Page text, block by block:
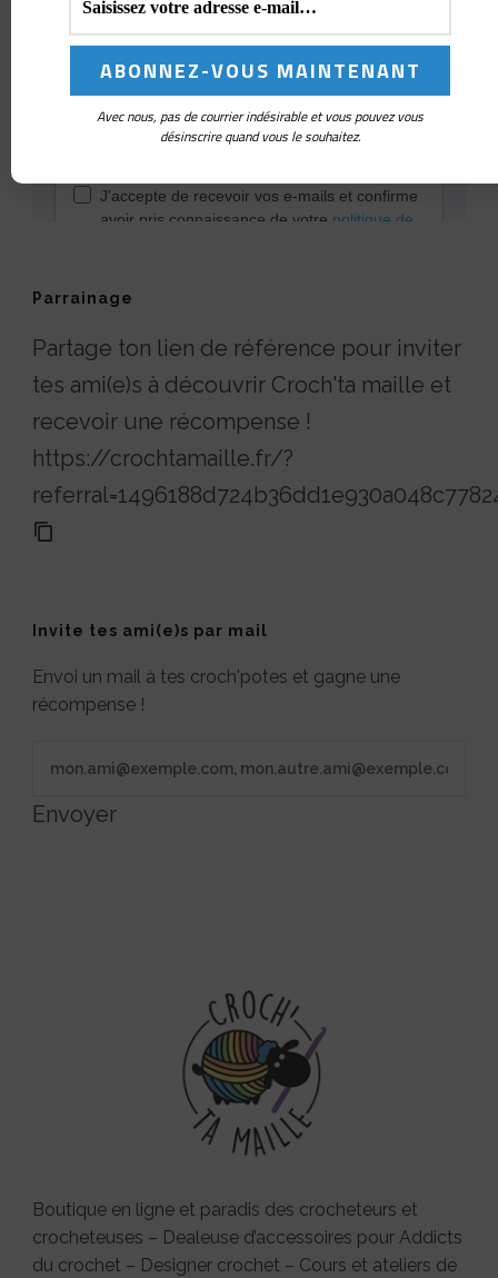
Parrainage
Partage ton lien de référence pour inviter
tes ami(e)s à découvrir Croch'ta maille et
recevoir une récompense !
https://crochtamaille.fr/?
Invite tes ami(e)s par mail
Envoi un mail à tes croch'potes et gagne une
récompense !
Envoyer
Boutique en ligne et paradis des crocheteurs et
crocheteuses – Dealeuse d’accessoires pour Addicts
du crochet – Designer crochet – Cours et ateliers de
Avec nous, pas de courrier indésirable et vous pouvez vous
désinscrire quand vous le souhaitez.